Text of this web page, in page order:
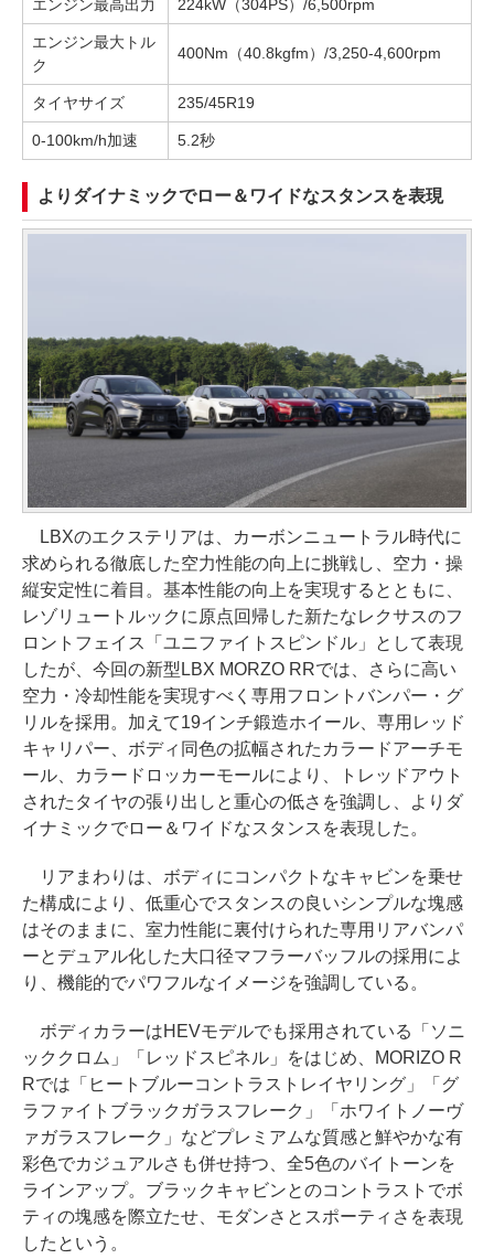
エンジン最高出力 224kW（304PS）/6,500rpm
エンジン最大トル
ク
400Nm（40.8kgfm）/3,250-4,600rpm
タイヤサイズ 235/45R19
0-100km/h加速 5.2秒
よりダイナミックでロー＆ワイドなスタンスを表現
LBXのエクステリアは、カーボンニュートラル時代に
求められる徹底した空力性能の向上に挑戦し、空力・操
縦安定性に着目。基本性能の向上を実現するとともに、
レゾリュートルックに原点回帰した新たなレクサスのフ
ロントフェイス「ユニファイトスピンドル」として表現
したが、今回の新型LBX MORZO RRでは、さらに高い
空力・冷却性能を実現すべく専用フロントバンパー・グ
リルを採用。加えて19インチ鍛造ホイール、専用レッド
キャリパー、ボディ同色の拡幅されたカラードアーチモ
ール、カラードロッカーモールにより、トレッドアウト
されたタイヤの張り出しと重心の低さを強調し、よりダ
イナミックでロー＆ワイドなスタンスを表現した。
リアまわりは、ボディにコンパクトなキャビンを乗せ
た構成により、低重心でスタンスの良いシンプルな塊感
はそのままに、室力性能に裏付けられた専用リアバンパ
ーとデュアル化した大口径マフラーバッフルの採用によ
り、機能的でパワフルなイメージを強調している。
ボディカラーはHEVモデルでも採用されている「ソニ
ッククロム」「レッドスピネル」をはじめ、MORIZO R
Rでは「ヒートブルーコントラストレイヤリング」「グ
ラファイトブラックガラスフレーク」「ホワイトノーヴ
ァガラスフレーク」などプレミアムな質感と鮮やかな有
彩色でカジュアルさも併せ持つ、全5色のバイトーンを
ラインアップ。ブラックキャビンとのコントラストでボ
ティの塊感を際立たせ、モダンさとスポーティさを表現
したという。